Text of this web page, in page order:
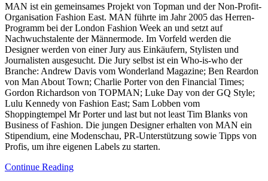
MAN ist ein gemeinsames Projekt von Topman und der Non-Profit-
Organisation Fashion East. MAN führte im Jahr 2005 das Herren-
Programm bei der London Fashion Week an und setzt auf
Nachwuchstalente der Männermode. Im Vorfeld werden die
Designer werden von einer Jury aus Einkäufern, Stylisten und
Journalisten ausgesucht. Die Jury selbst ist ein Who-is-who der
Branche: Andrew Davis vom Wonderland Magazine; Ben Reardon
von Man About Town; Charlie Porter von den Financial Times;
Gordon Richardson von TOPMAN; Luke Day von der GQ Style;
Lulu Kennedy von Fashion East; Sam Lobben vom
Shoppingtempel Mr Porter und last but not least Tim Blanks von
Business of Fashion. Die jungen Designer erhalten von MAN ein
Stipendium, eine Modenschau, PR-Unterstützung sowie Tipps von
Profis, um ihre eigenen Labels zu starten.
Continue Reading